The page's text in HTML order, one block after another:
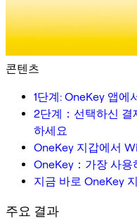
콘텐츠
1단계: OneKey 앱에
2단계：선택하신 결
하세요
OneKey 지갑에서
OneKey：가장 사용
지금 바로 OneKey
주요 결과